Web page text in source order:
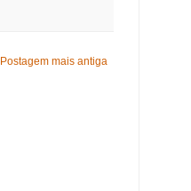
Postagem mais antiga